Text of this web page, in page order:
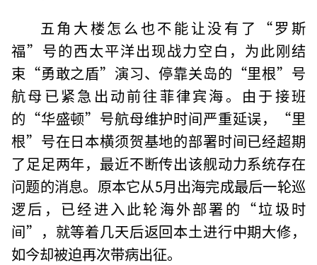
五角大楼怎么也不能让没有了“罗斯
福”号的西太平洋出现战力空白，为此刚结
束“勇敢之盾”演习、停靠关岛的“里根”号
航母已紧急出动前往菲律宾海。由于接班
的“华盛顿”号航母维护时间严重延误，“里
根”号在日本横须贺基地的部署时间已经超期
了足足两年，最近不断传出该舰动力系统存在
问题的消息。原本它从5月出海完成最后一轮巡
逻后，已经进入此轮海外部署的“垃圾时
间”，就等着几天后返回本土进行中期大修，
如今却被迫再次带病出征。